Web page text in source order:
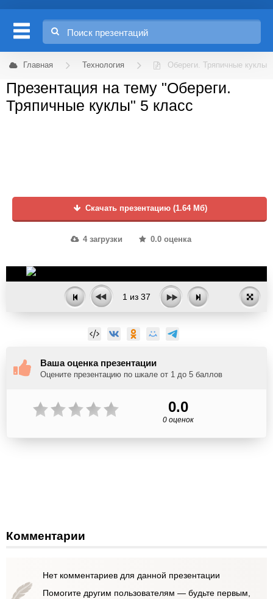
Главная Технология Обереги. Тряпичные куклы
Презентация на тему "Обереги.
Тряпичные куклы" 5 класс
Скачать презентацию (1.64 Мб)
4 загрузки 0.0 оценка
1 из 37
Ваша оценка презентации
Оцените презентацию по шкале от 1 до 5 баллов
0.0
0 оценок
Комментарии
Нет комментариев для данной презентации
Помогите другим пользователям — будьте первым,